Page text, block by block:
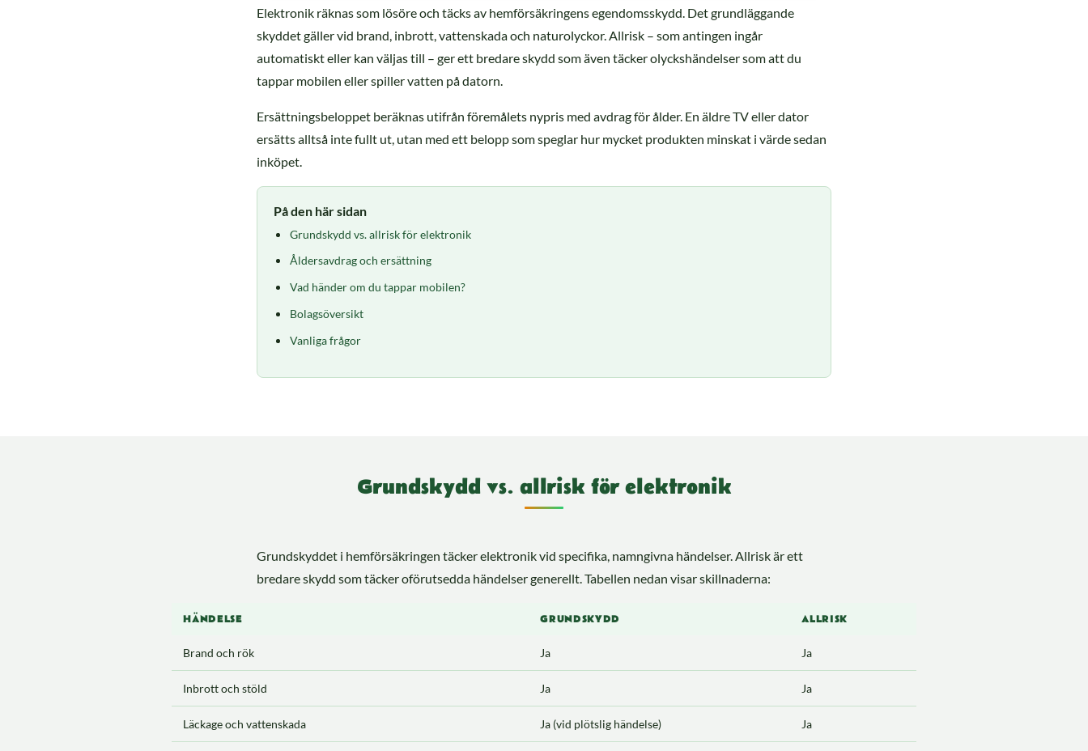
Elektronik räknas som lösöre och täcks av hemförsäkringens egendomsskydd. Det grundläggande
skyddet gäller vid brand, inbrott, vattenskada och naturolyckor. Allrisk – som antingen ingår
automatiskt eller kan väljas till – ger ett bredare skydd som även täcker olyckshändelser som att du
tappar mobilen eller spiller vatten på datorn.
Ersättningsbeloppet beräknas utifrån föremålets nypris med avdrag för ålder. En äldre TV eller dator
ersätts alltså inte fullt ut, utan med ett belopp som speglar hur mycket produkten minskat i värde sedan
inköpet.
På den här sidan
Grundskydd vs. allrisk för elektronik
Åldersavdrag och ersättning
Vad händer om du tappar mobilen?
Bolagsöversikt
Vanliga frågor
Grundskydd vs. allrisk för elektronik
Grundskyddet i hemförsäkringen täcker elektronik vid specifika, namngivna händelser. Allrisk är ett
bredare skydd som täcker oförutsedda händelser generellt. Tabellen nedan visar skillnaderna:
HÄNDELSE GRUNDSKYDD ALLRISK
Brand och rök Ja Ja
Inbrott och stöld Ja Ja
Läckage och vattenskada Ja (vid plötslig händelse) Ja